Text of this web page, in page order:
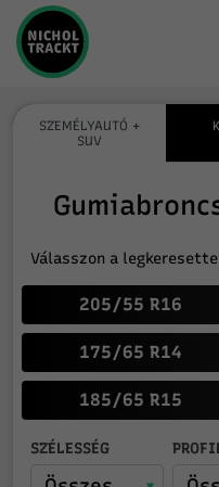
SZEMÉLYAUTÓ +
SUV
Válasszon a
205/55 R16
175/65 R14
185/65 R15
SZÉLESSÉG